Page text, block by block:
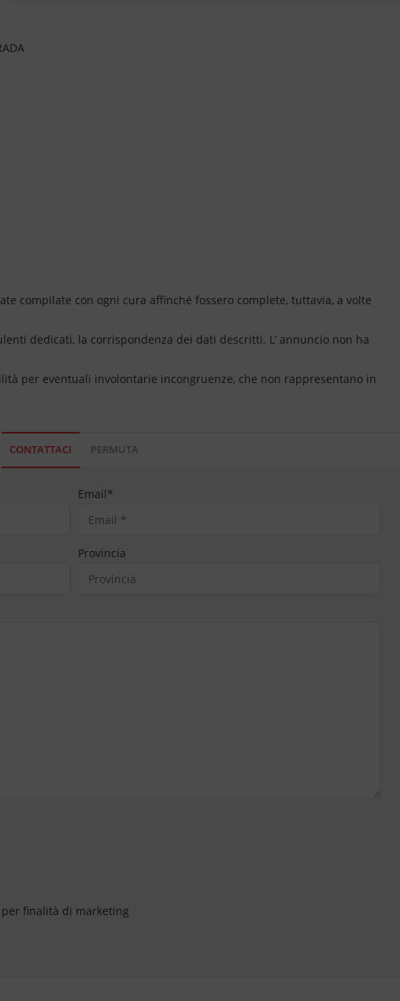
compilate con ogni cura affinché fossero complete, tuttavia, a volte
dedicati, la corrispondenza dei dati descritti. L’ annuncio non ha
per eventuali involontarie incongruenze, che non rappresentano in
CONTATTACI PERMUTA
Email*
Provincia
finalità di marketing